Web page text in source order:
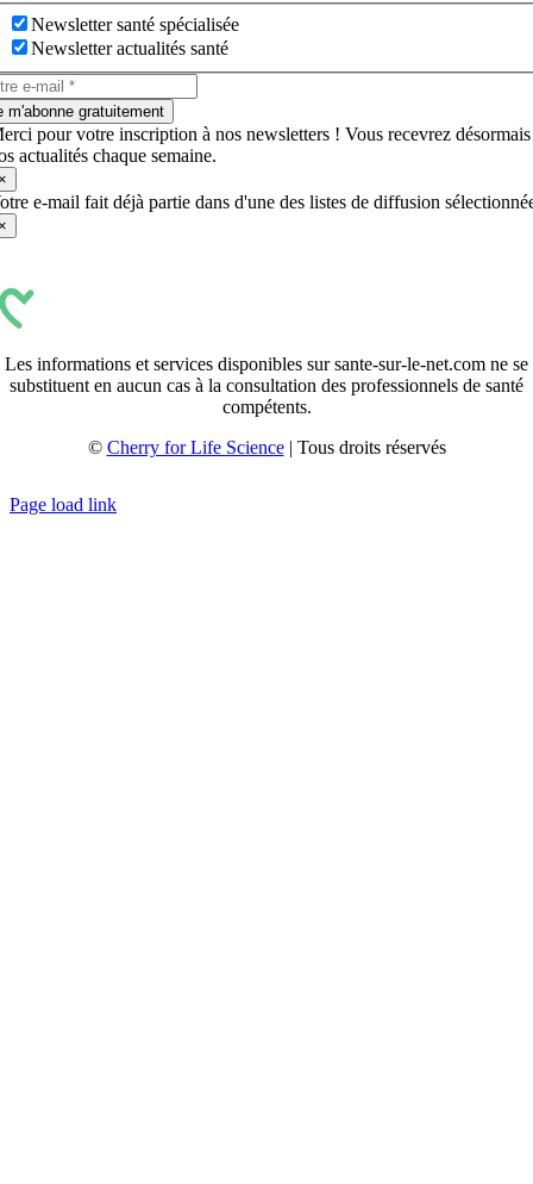
Newsletter santé spécialisée
Newsletter actualités santé
m'abonne gratuitement
pour votre inscription à nos newsletters ! Vous recevrez désormais
actualités chaque semaine.
e-mail fait déjà partie dans d'une des listes de diffusion
Les informations et services disponibles sur sante-sur-le-net.com ne se
substituent en aucun cas à la consultation des professionnels de santé
compétents.
© Cherry for Life Science| Tous droits réservés
Page load link